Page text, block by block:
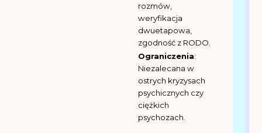
rozmów,
weryfikacja
dwuetapowa,
zgodność z RODO.
Ograniczenia:
Niezalecana w
ostrych kryzysach
psychicznych czy
ciężkich
psychozach.